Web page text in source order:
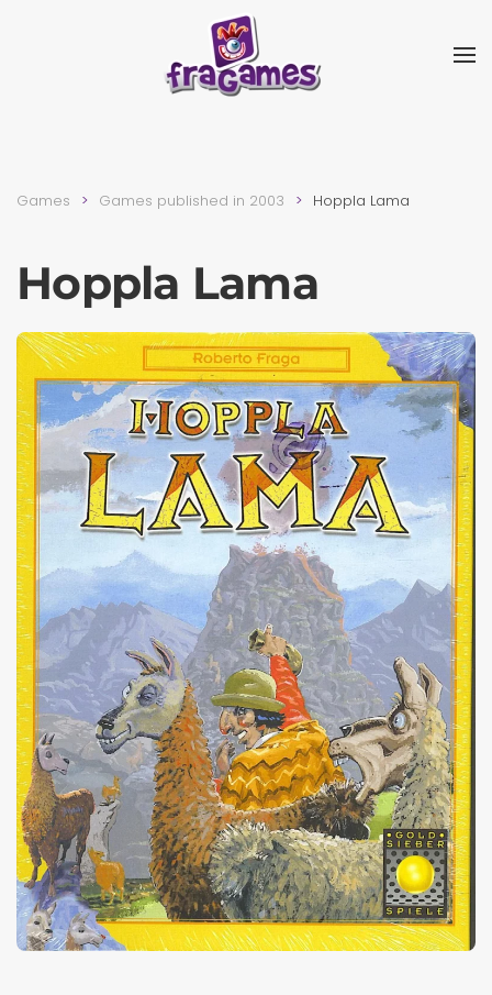
Skip to main content
Games Games published in 2003 Hoppla Lama
Hoppla Lama